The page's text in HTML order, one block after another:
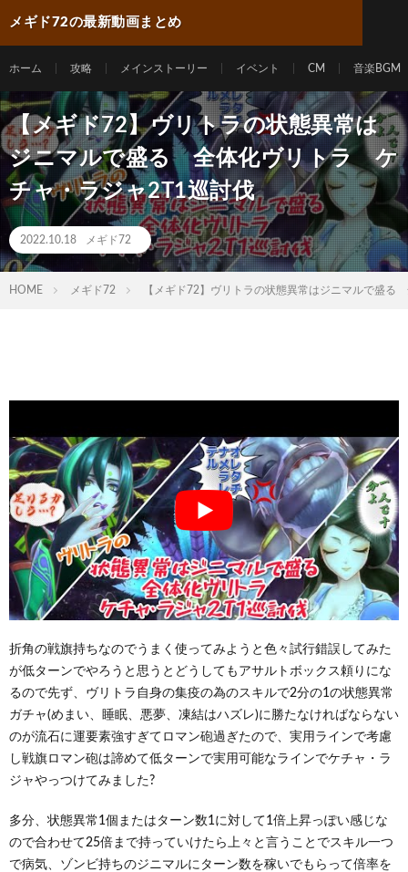
メギド72の最新動画まとめ
ホーム 攻略 メインストーリー イベント CM 音楽BGM
【メギド72】ヴリトラの状態異常は
ジニマルで盛る 全体化ヴリトラ ケ
チャ・ラジャ2T1巡討伐
2022.10.18 メギド72
HOME メギド72 【メギド72】ヴリトラの状態異常はジニマルで盛
折角の戦旗持ちなのでうまく使ってみようと色々試行錯誤してみた
が低ターンでやろうと思うとどうしてもアサルトボックス頼りにな
るので先ず、ヴリトラ自身の集疫の為のスキルで2分の1の状態異常
ガチャ(めまい、睡眠、悪夢、凍結はハズレ)に勝たなければならない
のが流石に運要素強すぎてロマン砲過ぎたので、実用ラインで考慮
し戦旗ロマン砲は諦めて低ターンで実用可能なラインでケチャ・ラ
ジャやっつけてみました?
多分、状態異常1個またはターン数1に対して1倍上昇っぽい感じな
ので合わせて25倍まで持っていけたら上々と言うことでスキル一つ
で病気、ゾンビ持ちのジニマルにターン数を稼いでもらって倍率を